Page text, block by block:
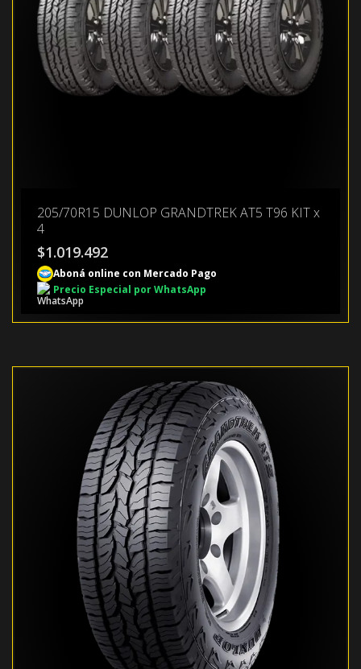
205/70R15 DUNLOP GRANDTREK AT5 T96 KIT x
4
$1.019.492
Aboná online con Mercado Pago
Precio Especial por WhatsApp